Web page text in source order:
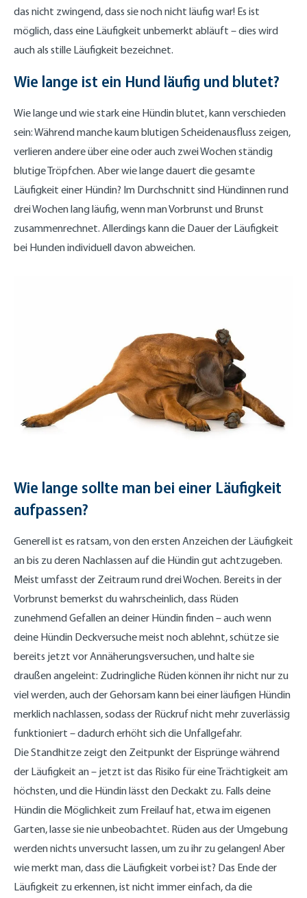
das nicht zwingend, dass sie noch nicht läufig war! Es ist
möglich, dass eine Läufigkeit unbemerkt abläuft – dies wird
auch als stille Läufigkeit bezeichnet.
Wie lange ist ein Hund läufig und blutet?
Wie lange und wie stark eine Hündin blutet, kann verschieden
sein: Während manche kaum blutigen Scheidenausfluss zeigen,
verlieren andere über eine oder auch zwei Wochen ständig
blutige Tröpfchen. Aber wie lange dauert die gesamte
Läufigkeit einer Hündin? Im Durchschnitt sind Hündinnen rund
drei Wochen lang läufig, wenn man Vorbrunst und Brunst
zusammenrechnet. Allerdings kann die Dauer der Läufigkeit
bei Hunden individuell davon abweichen.
Wie lange sollte man bei einer Läufigkeit
aufpassen?
Generell ist es ratsam, von den ersten Anzeichen der Läufigkeit
an bis zu deren Nachlassen auf die Hündin gut achtzugeben.
Meist umfasst der Zeitraum rund drei Wochen. Bereits in der
Vorbrunst bemerkst du wahrscheinlich, dass Rüden
zunehmend Gefallen an deiner Hündin finden – auch wenn
deine Hündin Deckversuche meist noch ablehnt, schütze sie
bereits jetzt vor Annäherungsversuchen, und halte sie
draußen angeleint: Zudringliche Rüden können ihr nicht nur zu
viel werden, auch der Gehorsam kann bei einer läufigen Hündin
merklich nachlassen, sodass der Rückruf nicht mehr zuverlässig
funktioniert – dadurch erhöht sich die Unfallgefahr.
Die Standhitze zeigt den Zeitpunkt der Eisprünge während
der Läufigkeit an – jetzt ist das Risiko für eine Trächtigkeit am
höchsten, und die Hündin lässt den Deckakt zu. Falls deine
Hündin die Möglichkeit zum Freilauf hat, etwa im eigenen
Garten, lasse sie nie unbeobachtet. Rüden aus der Umgebung
werden nichts unversucht lassen, um zu ihr zu gelangen! Aber
wie merkt man, dass die Läufigkeit vorbei ist? Das Ende der
Läufigkeit zu erkennen, ist nicht immer einfach, da die